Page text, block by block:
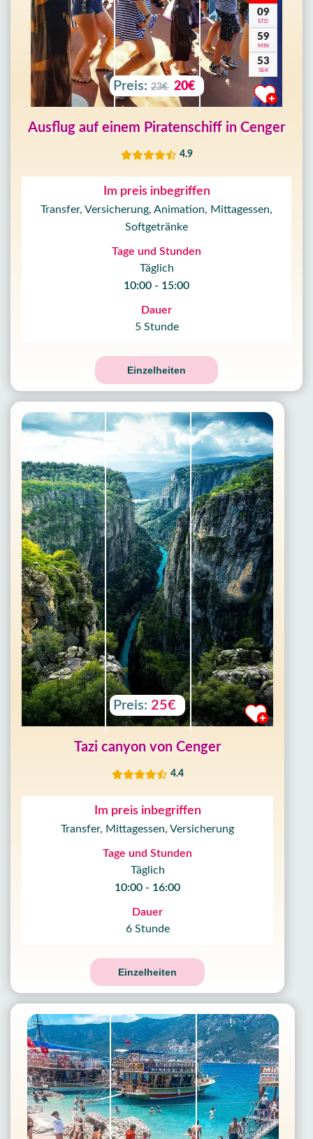
09
STD
59
MIN
50
SEK
Preis: 23€ 20€
Ausflug auf einem Piratenschiff in Cenger
4.9
Im preis inbegriffen
Transfer, Versicherung, Animation, Mittagessen,
Softgetränke
Tage und Stunden
Täglich
10:00 - 15:00
Dauer
5 Stunde
Einzelheiten
Preis: 25€
Tazi canyon von Cenger
4.4
Im preis inbegriffen
Transfer, Mittagessen, Versicherung
Tage und Stunden
Täglich
10:00 - 16:00
Dauer
6 Stunde
Einzelheiten